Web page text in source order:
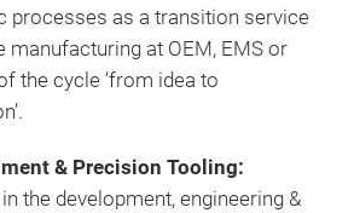
processes as a transition service
manufacturing at OEM, EMS or
the cycle ‘from idea to
& Precision Tooling:
the development, engineering &